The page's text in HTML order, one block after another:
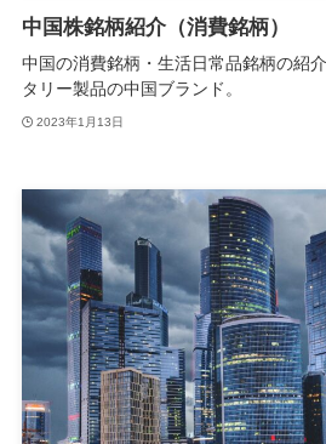
中国株銘柄紹介（消費銘柄）
中国の消費銘柄・生活日常品銘柄の紹
タリー製品の中国ブランド。
2023年1月13日